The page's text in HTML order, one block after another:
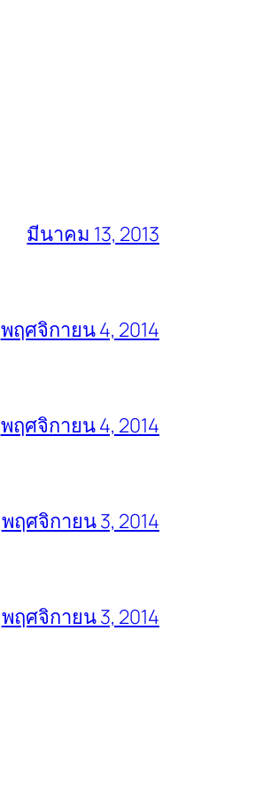
มีนาคม 13, 2013
พฤศจิกายน 4, 2014
พฤศจิกายน 4, 2014
พฤศจิกายน 3, 2014
พฤศจิกายน 3, 2014